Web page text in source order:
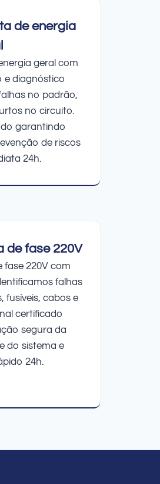
de energia
geral com
e diagnóstico
no padrão,
no circuito.
garantindo
de riscos
24h.
de fase 220V
fase 220V com
falhas
fusíveis, cabos e
certificado
segura da
do sistema e
24h.